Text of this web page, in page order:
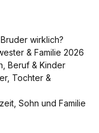
wirklich?
& Familie 2026
Beruf & Kinder
Tochter &
Sohn und Familie